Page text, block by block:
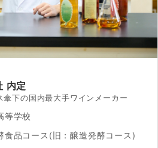
内定
傘下の国内最大手ワインメーカー
等学校
食品コース(旧：醸造発酵コース)